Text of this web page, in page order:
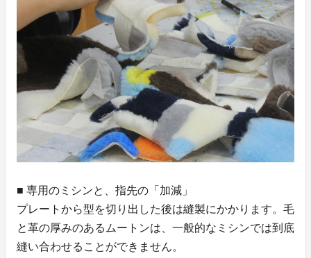
■ 専用のミシンと、指先の「加減」
プレートから型を切り出した後は縫製にかかります。毛
と革の厚みのあるムートンは、一般的なミシンでは到底
縫い合わせることができません。